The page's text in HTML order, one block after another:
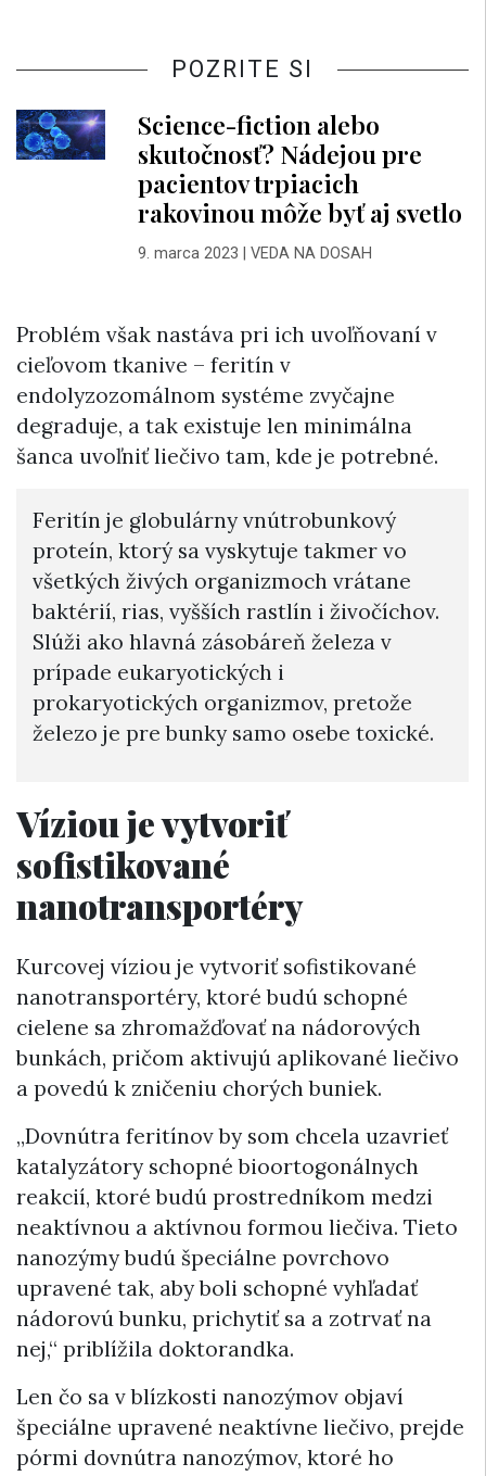
POZRITE SI
Science-fiction alebo
skutočnosť? Nádejou pre
pacientov trpiacich
rakovinou môže byť aj svetlo
9. marca 2023 VEDA NA DOSAH
Problém však nastáva pri ich uvoľňovaní v
cieľovom tkanive – feritín v
endolyzozomálnom systéme zvyčajne
degraduje, a tak existuje len minimálna
šanca uvoľniť liečivo tam, kde je potrebné.
Feritín je globulárny vnútrobunkový
proteín, ktorý sa vyskytuje takmer vo
všetkých živých organizmoch vrátane
baktérií, rias, vyšších rastlín i živočíchov.
Slúži ako hlavná zásobáreň železa v
prípade eukaryotických i
prokaryotických organizmov, pretože
železo je pre bunky samo osebe toxické.
Víziou je vytvoriť
sofistikované
nanotransportéry
Kurcovej víziou je vytvoriť sofistikované
nanotransportéry, ktoré budú schopné
cielene sa zhromažďovať na nádorových
bunkách, pričom aktivujú aplikované liečivo
a povedú k zničeniu chorých buniek.
„Dovnútra feritínov by som chcela uzavrieť
katalyzátory schopné bioortogonálnych
reakcií, ktoré budú prostredníkom medzi
neaktívnou a aktívnou formou liečiva. Tieto
nanozýmy budú špeciálne povrchovo
upravené tak, aby boli schopné vyhľadať
nádorovú bunku, prichytiť sa a zotrvať na
nej,“ priblížila doktorandka.
Len čo sa v blízkosti nanozýmov objaví
špeciálne upravené neaktívne liečivo, prejde
pórmi dovnútra nanozýmov, ktoré ho